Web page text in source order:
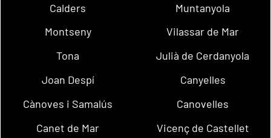
Calders
Muntanyola
Montseny
Vilassar de Mar
Tona
Julià de Cerdanyola
Joan Despí
Canyelles
Cànoves i Samalús
Canovelles
Canet de Mar
Vicenç de Castellet